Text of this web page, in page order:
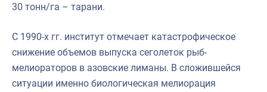
30 тонн/га – тарани.
С 1990-х гг. институт отмечает катастрофическое
снижение объемов выпуска сеголеток рыб-
мелиораторов в азовские лиманы. В сложившейся
ситуации именно биологическая мелиорация